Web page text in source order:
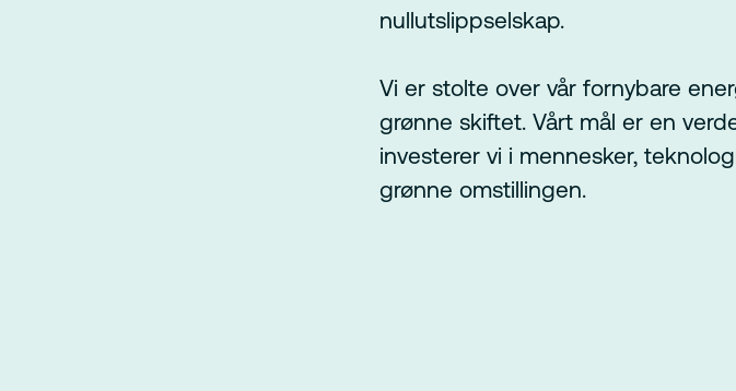
nullutslippselskap.
Vi er stolte over vår fornybare
grønne skiftet. Vårt mål er en
investerer vi i mennesker,
grønne omstillingen.